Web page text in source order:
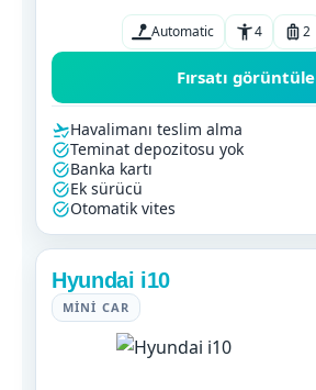
Automatic 4 2
Fırsatı görüntüle
Havalimanı teslim alma
Teminat depozitosu yok
Banka kartı
Ek sürücü
Otomatik vites
Hyundai i10
MINI CAR